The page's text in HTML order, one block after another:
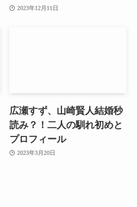
2023年12月11日
広瀬すず、山崎賢人結婚秒
読み？！二人の馴れ初めと
プロフィール
2023年3月20日